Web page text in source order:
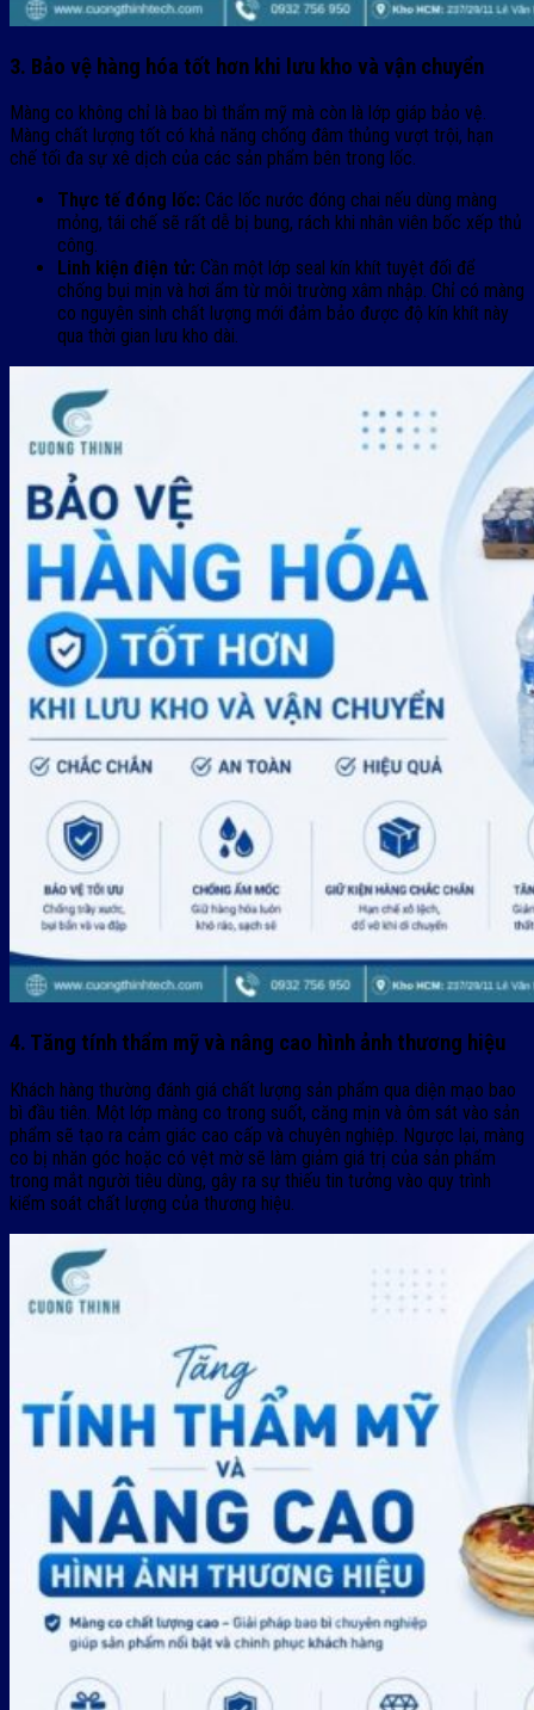
3. Bảo vệ hàng hóa tốt hơn khi lưu kho và vận chuyển
Màng co không chỉ là bao bì thẩm mỹ mà còn là lớp giáp bảo vệ.
Màng chất lượng tốt có khả năng chống đâm thủng vượt trội, hạn
chế tối đa sự xê dịch của các sản phẩm bên trong lốc.
Thực tế đóng lốc: Các lốc nước đóng chai nếu dùng màng
mỏng, tái chế sẽ rất dễ bị bung, rách khi nhân viên bốc xếp thủ
công.
Linh kiện điện tử: Cần một lớp seal kín khít tuyệt đối để
chống bụi mịn và hơi ẩm từ môi trường xâm nhập. Chỉ có màng
co nguyên sinh chất lượng mới đảm bảo được độ kín khít này
qua thời gian lưu kho dài.
4. Tăng tính thẩm mỹ và nâng cao hình ảnh thương hiệu
Khách hàng thường đánh giá chất lượng sản phẩm qua diện mạo bao
bì đầu tiên. Một lớp màng co trong suốt, căng mịn và ôm sát vào sản
phẩm sẽ tạo ra cảm giác cao cấp và chuyên nghiệp. Ngược lại, màng
co bị nhăn góc hoặc có vệt mờ sẽ làm giảm giá trị của sản phẩm
trong mắt người tiêu dùng, gây ra sự thiếu tin tưởng vào quy trình
kiểm soát chất lượng của thương hiệu.